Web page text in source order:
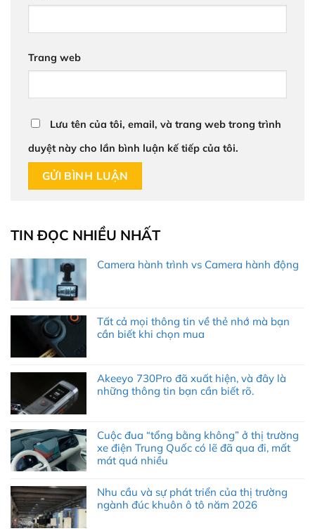
Trang web
Lưu tên của tôi, email, và trang web trong trình
duyệt này cho lần bình luận kế tiếp của tôi.
TIN ĐỌC NHIỀU NHẤT
Camera hành trình vs Camera hành động
Tất cả mọi thông tin về thẻ nhớ mà bạn
cần biết khi chọn mua
Akeeyo 730Pro đã xuất hiện, và đây là
những thông tin bạn cần biết rõ.
Cuộc đua “tổng bằng không” ở thị trường
xe điện Trung Quốc có lẽ đã qua đi, mất
mát quá nhiều
Nhu cầu và sự phát triển của thị trường
ngành đúc khuôn ô tô năm 2026